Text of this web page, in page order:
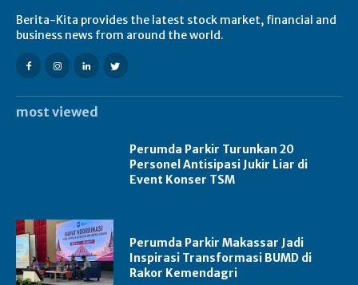
Berita-Kita provides the latest stock market, financial and
business news from around the world.
most viewed
Perumda Parkir Turunkan 20
Personel Antisipasi Jukir Liar di
Event Konser TSM
Perumda Parkir Makassar Jadi
Inspirasi Transformasi BUMD di
Rakor Kemendagri